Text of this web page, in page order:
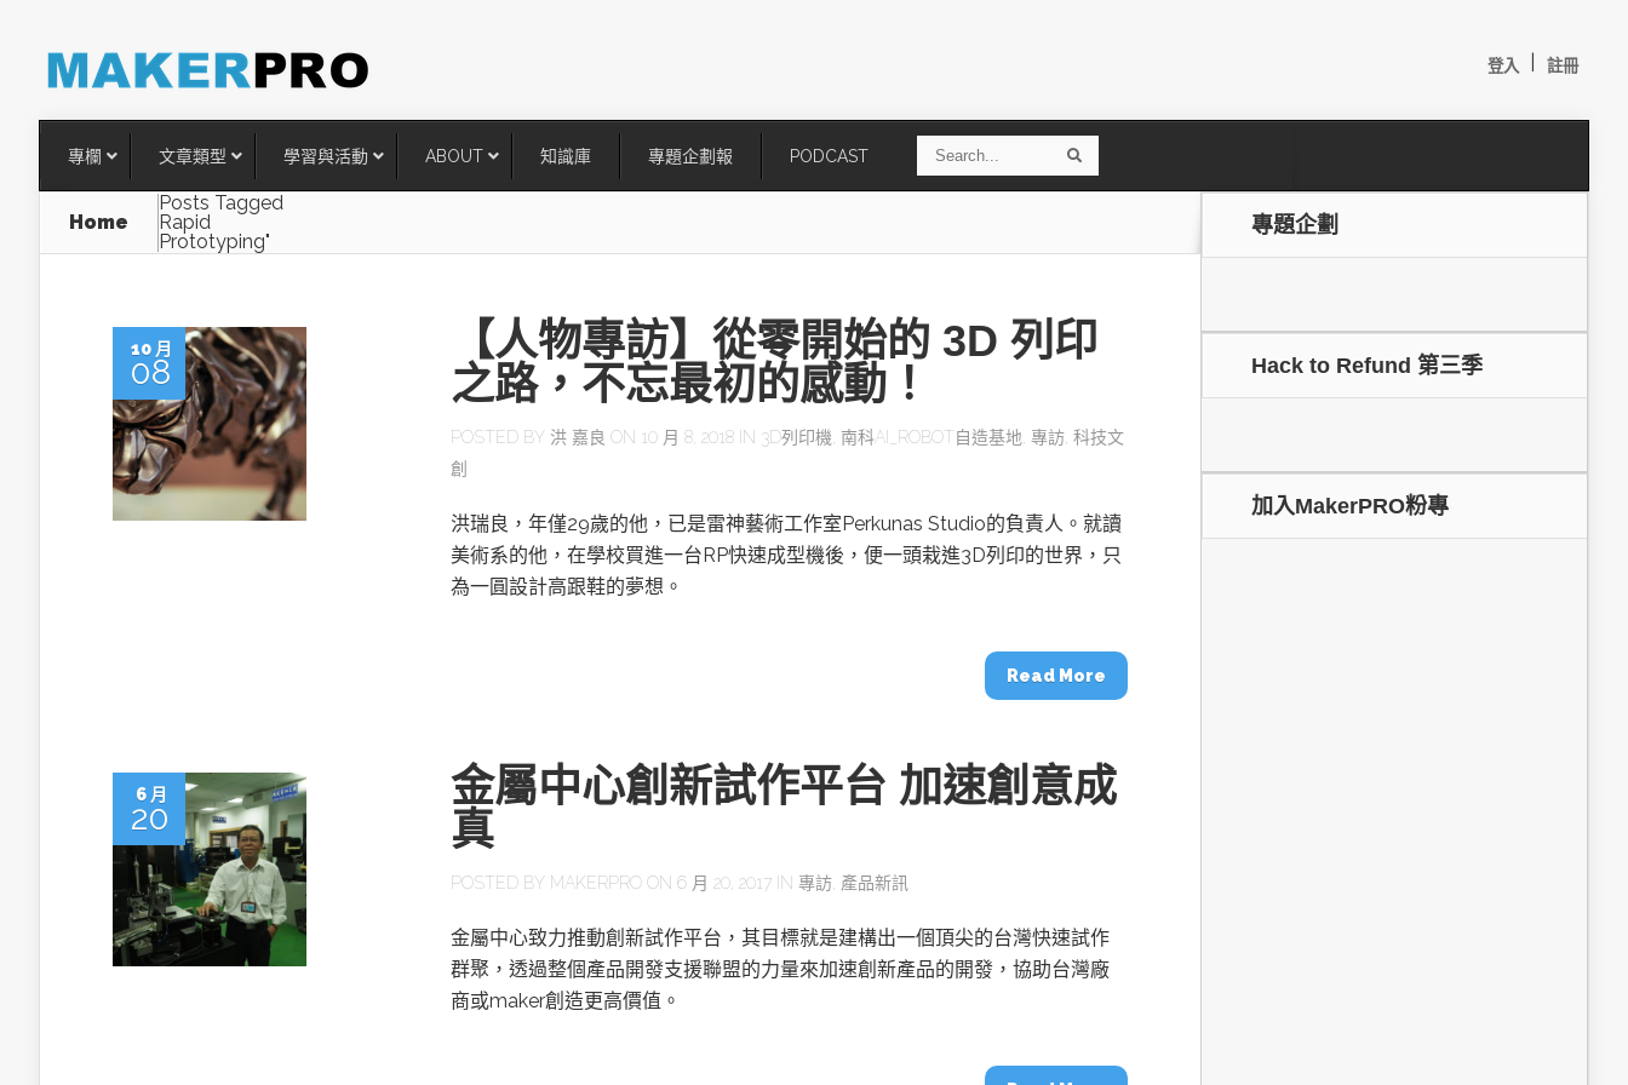
登入 註冊
專欄
英特爾技術驅動醫療外骨骼解決方案
以3D感知開啟智慧機器人新時代：從深度相機到
【活動報導】Intel攜手生態系夥伴分享Edge AI機器
人應用部署實戰經驗
器人的關鍵
文章類型
台灣搶攻後矽時代半導體關鍵技
推探OpenAI Codex Micro專屬控
台
TensorFlow vs. PyTorch：AI框架
之戰，誰是最佳選擇？
創客開發板AI加速晶片觀察
學習與活動 ABOUT 知識庫 專題企劃報 PODCAST
a
r
r
Home
Posts Tagged
Rapid
Prototyping"
10 月
08
【人物專訪】從零開始的 3D 列印
之路，不忘最初的感動！
POSTED BY 洪 嘉良 ON 10 月 8, 2018 IN 3D列印機 南科AI_ROBOT自造基地 專訪 科技文
創
洪瑞良，年僅29歲的他，已是雷神藝術工作室Perkunas Studio的負責人。就讀
美術系的他，在學校買進一台RP快速成型機後，便一頭栽進3D列印的世界，只
為一圓設計高跟鞋的夢想。
Read More
6 月
20
金屬中心創新試作平台 加速創意成
真
POSTED BY MAKERPRO ON 6 月 20, 2017 IN 專訪 產品新訊
金屬中心致力推動創新試作平台，其目標就是建構出一個頂尖的台灣快速試作
群聚，透過整個產品開發支援聯盟的力量來加速創新產品的開發，協助台灣廠
商或maker創造更高價值。
專題企劃
Hack to Refund 第三季
加入MakerPRO粉專